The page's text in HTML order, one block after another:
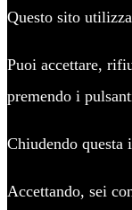
Questo sito
Puoi accettare,
premendo i
Chiudendo questa
Accettando, sei